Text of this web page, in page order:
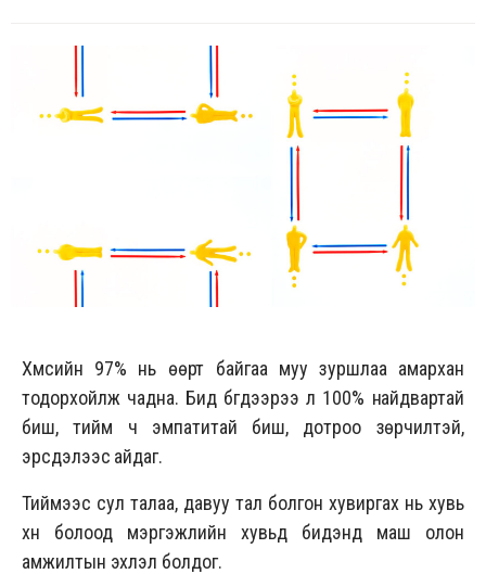
Хүмүүсийн 97% нь өөрт байгаа муу зуршлаа амархан
тодорхойлж чадна. Бид бүгдээрээ л 100% найдвартай
биш, тийм ч эмпатитай биш, дотроо зөрчилтэй,
эрсдэлээс айдаг.
Тиймээс сул талаа, давуу тал болгон хувиргах нь хувь
хүн болоод мэргэжлийн хувьд бидэнд маш олон
амжилтын эхлэл болдог.